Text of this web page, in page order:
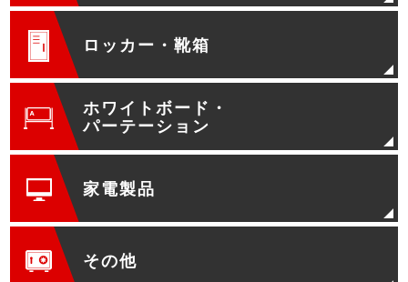
ロッカー・靴箱
ホワイトボード・
パーテーション
家電製品
その他